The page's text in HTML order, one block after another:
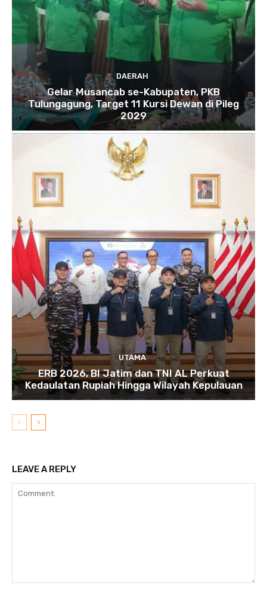
DAERAH
Gelar Musancab se-Kabupaten, PKB
Tulungagung, Target 11 Kursi Dewan di Pileg
2029
UTAMA
ERB 2026, BI Jatim dan TNI AL Perkuat
Kedaulatan Rupiah Hingga Wilayah Kepulauan
LEAVE A REPLY